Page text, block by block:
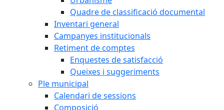
Quadre de classificació documental
Inventari general
Campanyes institucionals
Retiment de comptes
Enquestes de satisfacció
Queixes i suggeriments
Ple municipal
Calendari de sessions
Composició